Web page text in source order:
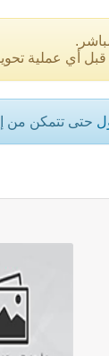
قبل أي عملية
حتى تتمكن من